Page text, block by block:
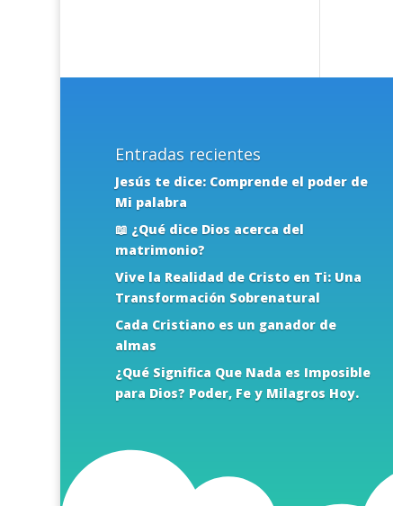
Entradas recientes
Jesús te dice: Comprende el poder de
Mi palabra
📖 ¿Qué dice Dios acerca del
matrimonio?
Vive la Realidad de Cristo en Ti: Una
Transformación Sobrenatural
Cada Cristiano es un ganador de
almas
¿Qué Significa Que Nada es Imposible
para Dios? Poder, Fe y Milagros Hoy.